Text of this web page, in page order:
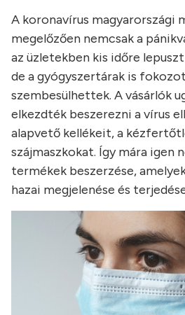
A koronavírus magyarországi
megelőzően nemcsak a
az üzletekben kis időre
de a gyógyszertárak is
szembesülhettek. A vásárlók
elkezdték beszerezni a vírus
alapvető kellékeit, a
szájmaszkokat. Így mára igen
termékek beszerzése,
hazai megjelenése és